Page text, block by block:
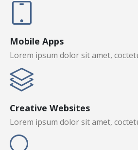
Mobile Apps
Lorem ipsum dolor sit amet,
Creative Websites
Lorem ipsum dolor sit amet,